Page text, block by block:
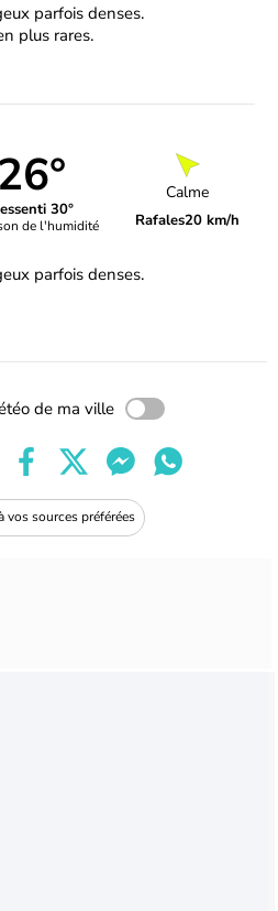
parfois denses.
plus rares.
26°
30°
de l'humidité
Calme
Rafales20 km/h
parfois denses.
de ma ville
vos sources préférées